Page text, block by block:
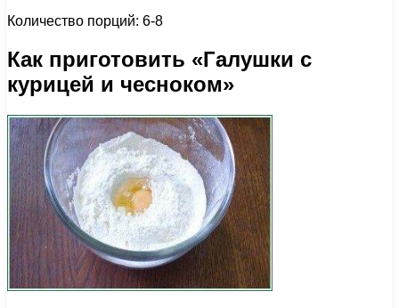
Количество порций: 6-8
Как приготовить «Галушки с
курицей и чесноком»